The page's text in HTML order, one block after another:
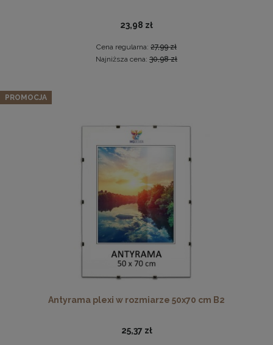
Drewniana, frezowana ramka na zdjęcia, plakaty, obrazy w
28,99 zł
Drewniana, frezowana ramka na zdjęcia, plakaty, obrazy w
14,99 zł
Panel ścienny 90 x 15 cm tapicerowany 3D Wezgłowie w
22,99 zł
Cena regularna:
Najniższa cena:
DO KOSZYKA
23,98 zł
Cena regularna: 27,99 zł
Najniższa cena: 30,98 zł
Antyrama plexi w rozmiarze 50x70 cm B2
25,37 zł
PROMOCJA